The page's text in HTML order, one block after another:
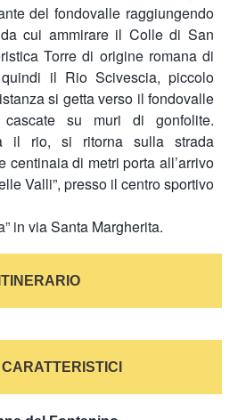
del fondovalle raggiungendo
cui ammirare il Colle di San
Torre di origine romana di
il Rio Scivescia, piccolo
si getta verso il fondovalle
cascate su muri di gonfolite.
il rio, si ritorna sulla strada
centinaia di metri porta all’arrivo
Valli”, presso il centro sportivo
in via Santa Margherita.
ITINERARIO